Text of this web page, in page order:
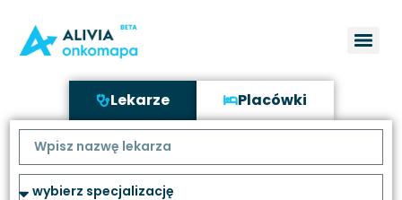
Lekarze Placówki